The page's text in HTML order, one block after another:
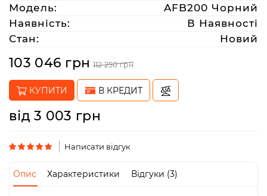
(063)
212
08
76
artmoto.info@gmail.com
Режим
роботи:
Пт
-
19:00
Модель:
AFB200 Чорний
Наявність:
В Наявності
Стан:
Новий
103 046 грн 112 250 грн
КУПИТИ В КРЕДИТ
від 3 003 грн
Написати відгук
Опис Характеристики Відгуки (3)